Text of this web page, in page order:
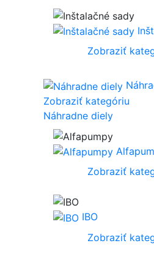
Zobraziť
Zobraziť kategóriu
Náhradne diely
Zobraziť
IBO
Zobraziť